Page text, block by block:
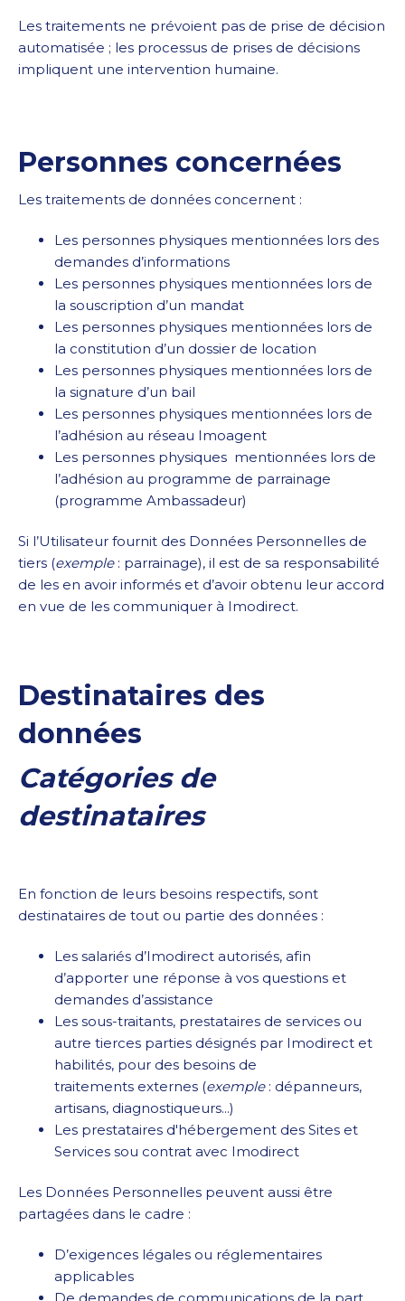
Les traitements ne prévoient pas de prise de décision
automatisée ; les processus de prises de décisions
impliquent une intervention humaine.
Personnes concernées
Les traitements de données concernent :
Les personnes physiques mentionnées lors des
demandes d’informations
Les personnes physiques mentionnées lors de
la souscription d’un mandat
Les personnes physiques mentionnées lors de
la constitution d’un dossier de location
Les personnes physiques mentionnées lors de
la signature d’un bail
Les personnes physiques mentionnées lors de
l’adhésion au réseau Imoagent
Les personnes physiques mentionnées lors de
l’adhésion au programme de parrainage
(programme Ambassadeur)
Si l’Utilisateur fournit des Données Personnelles de
tiers (exemple : parrainage), il est de sa responsabilité
de les en avoir informés et d’avoir obtenu leur accord
en vue de les communiquer à Imodirect.
Destinataires des
données
Catégories de
destinataires
En fonction de leurs besoins respectifs, sont
destinataires de tout ou partie des données :
Les salariés d’Imodirect autorisés, afin
d’apporter une réponse à vos questions et
demandes d’assistance
Les sous-traitants, prestataires de services ou
autre tierces parties désignés par Imodirect et
habilités, pour des besoins de
traitements externes (exemple : dépanneurs,
artisans, diagnostiqueurs...)
Les prestataires d'hébergement des Sites et
Services sou contrat avec Imodirect
Les Données Personnelles peuvent aussi être
partagées dans le cadre :
D’exigences légales ou réglementaires
applicables
De demandes de communications de la part